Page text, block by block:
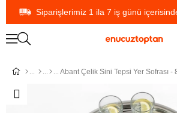
Siparişlerimiz 1 ila 7 iş günü
Abant Çelik Sini Tepsi Yer Sofrası -